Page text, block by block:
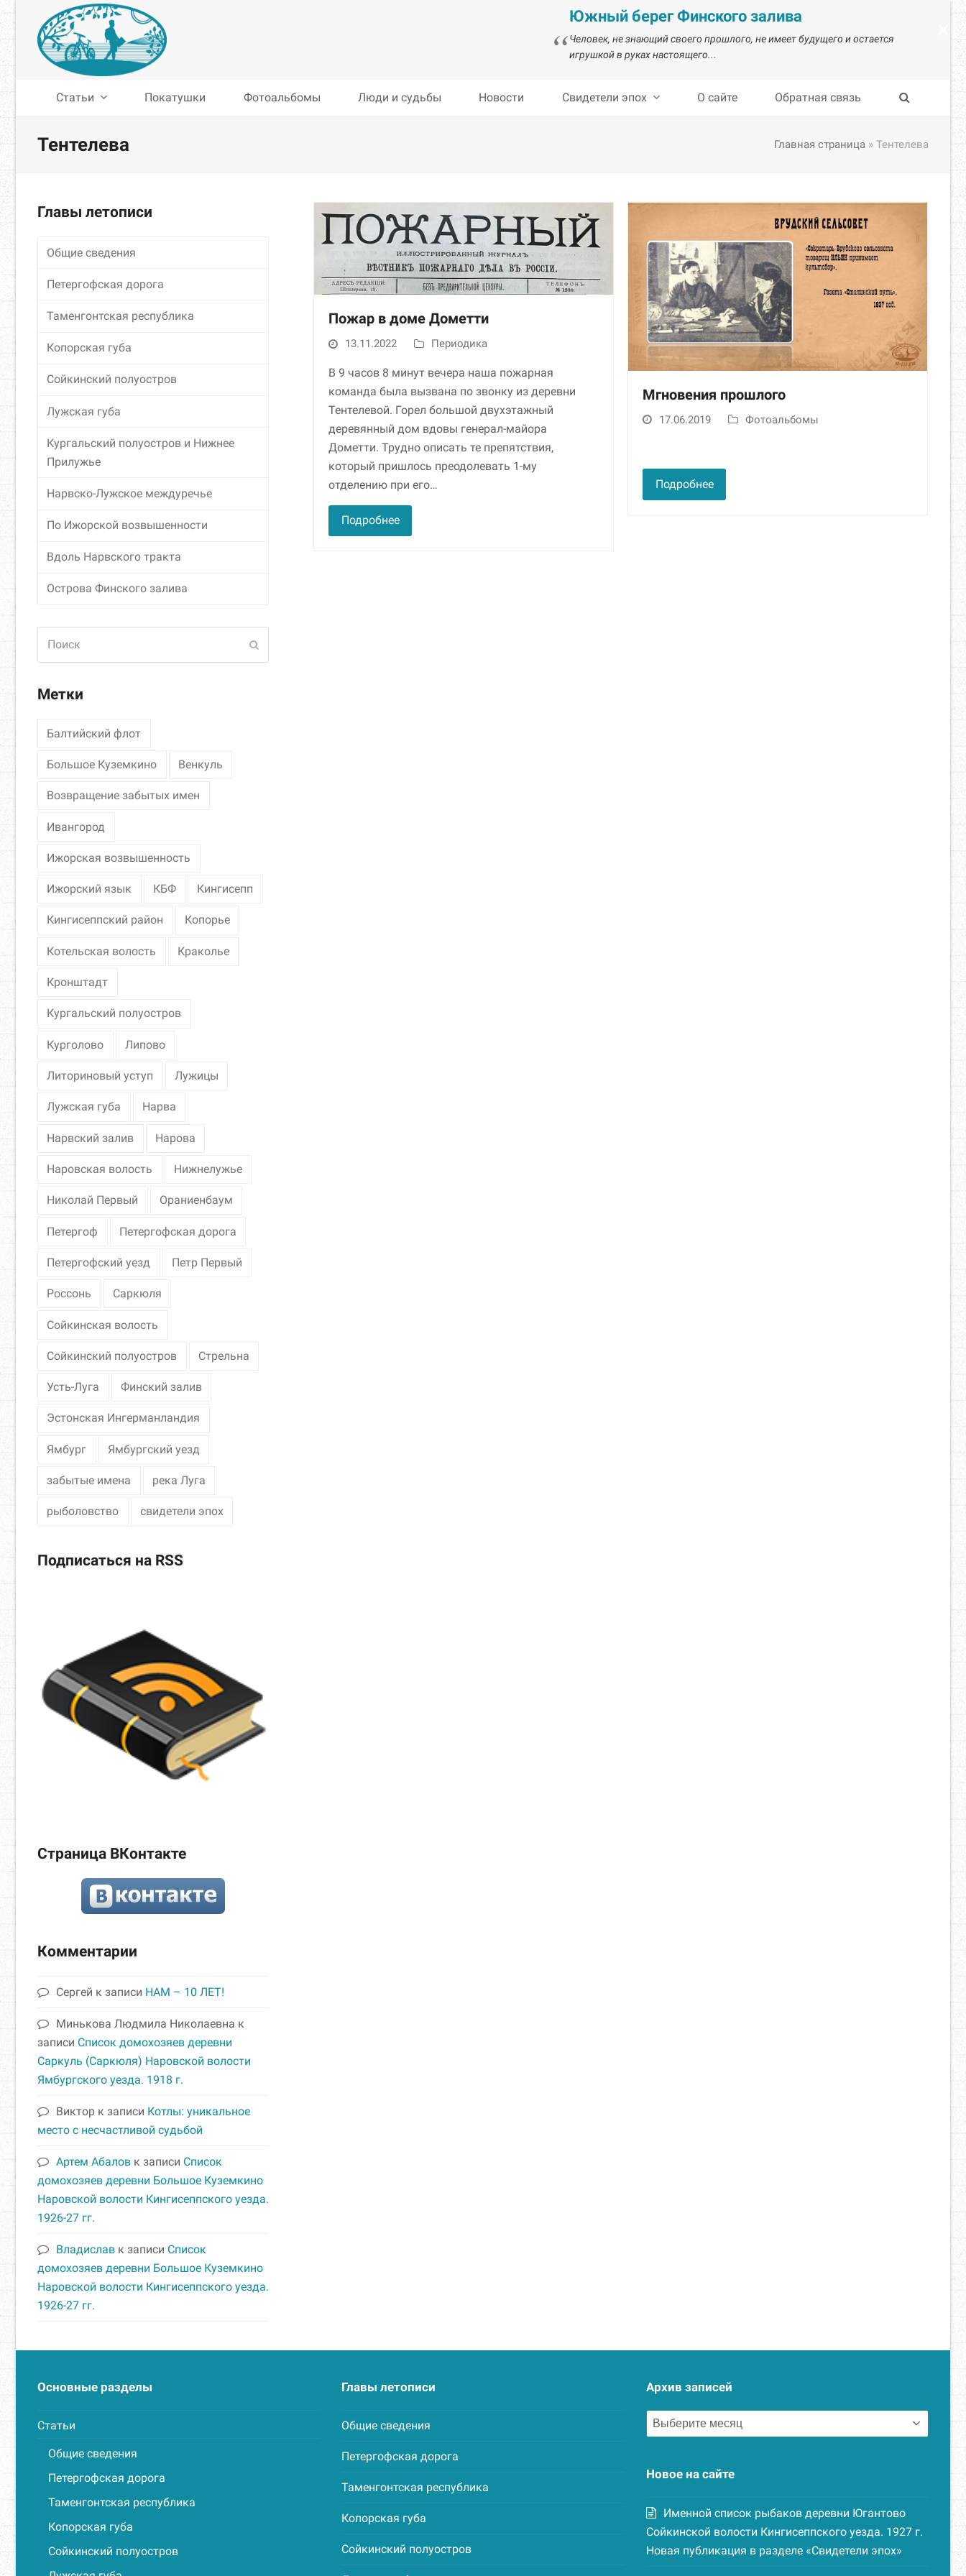
Южный берег Финского залива
Человек, не знающий своего прошлого, не имеет будущего и остается
игрушкой в руках настоящего...
Статьи Покатушки Фотоальбомы Люди и судьбы Новости Свидетели эпох О сайте Обратная связь
Тентелева Главная страница » Тентелева
Пожар в доме Дометти
13.11.2022 Периодика
В 9 часов 8 минут вечера наша пожарная
команда была вызвана по звонку из деревни
Тентелевой. Го­рел большой двухэтажный
деревянный дом вдовы генерал-майора
Дометти. Трудно описать те препятствия,
который пришлось преодолевать 1-му
отделению при его…
Подробнее
Мгновения прошлого
17.06.2019 Фотоальбомы
Подробнее
Главы летописи
Общие сведения
Петергофская дорога
Таменгонтская республика
Копорская губа
Сойкинский полуостров
Лужская губа
Кургальский полуостров и Нижнее
Прилужье
Нарвско-Лужское междуречье
По Ижорской возвышенности
Вдоль Нарвского тракта
Острова Финского залива
Метки
Балтийский флот
Большое Куземкино Венкуль
Возвращение забытых имен
Ивангород
Ижорская возвышенность
Ижорский язык КБФ Кингисепп
Кингисеппский район Копорье
Котельская волость Краколье
Кронштадт
Кургальский полуостров
Курголово Липово
Литориновый уступ Лужицы
Лужская губа Нарва
Нарвский залив Нарова
Наровская волость Нижнелужье
Николай Первый Ораниенбаум
Петергоф Петергофская дорога
Петергофский уезд Петр Первый
Россонь Саркюля
Сойкинская волость
Сойкинский полуостров Стрельна
Усть-Луга Финский залив
Эстонская Ингерманландия
Ямбург Ямбургский уезд
забытые имена река Луга
рыболовство свидетели эпох
Подписаться на RSS
Страница ВКонтакте
Комментарии
Сергей к записи НАМ – 10 ЛЕТ!
Минькова Людмила Николаевна к
записи Список домохозяев деревни
Саркуль (Саркюля) Наровской волости
Ямбургского уезда. 1918 г.
Виктор к записи Котлы: уникальное
место с несчастливой судьбой
Артем Абалов к записи Список
домохозяев деревни Большое Куземкино
Наровской волости Кингисеппского уезда.
1926-27 гг.
Владислав к записи Список
домохозяев деревни Большое Куземкино
Наровской волости Кингисеппского уезда.
1926-27 гг.
Основные разделы
Статьи
Общие сведения
Петергофская дорога
Таменгонтская республика
Копорская губа
Сойкинский полуостров
Главы летописи
Общие сведения
Петергофская дорога
Таменгонтская республика
Копорская губа
Сойкинский полуостров
Архив записей
Архив
записей
Новое на сайте
Именной список рыбаков деревни Югантово
Сойкинской волости Кингисеппского уезда. 1927 г.
Новая публикация в разделе «Свидетели эпох»